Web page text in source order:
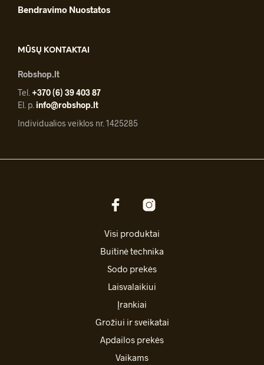
Bendravimo Nuostatos
MŪSŲ KONTAKTAI
Robshop.lt
Tel. +370 (6) 39 403 87
El. p. info@robshop.lt
Individualios veiklos nr. 1425285
Visi produktai
Buitinė technika
Sodo prekės
Laisvalaikiui
Įrankiai
Grožiui ir sveikatai
Apdailos prekės
Vaikams